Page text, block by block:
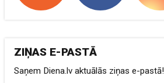
ZIŅAS E-PASTĀ
Saņem Diena.lv aktuālās ziņas e-pastā!